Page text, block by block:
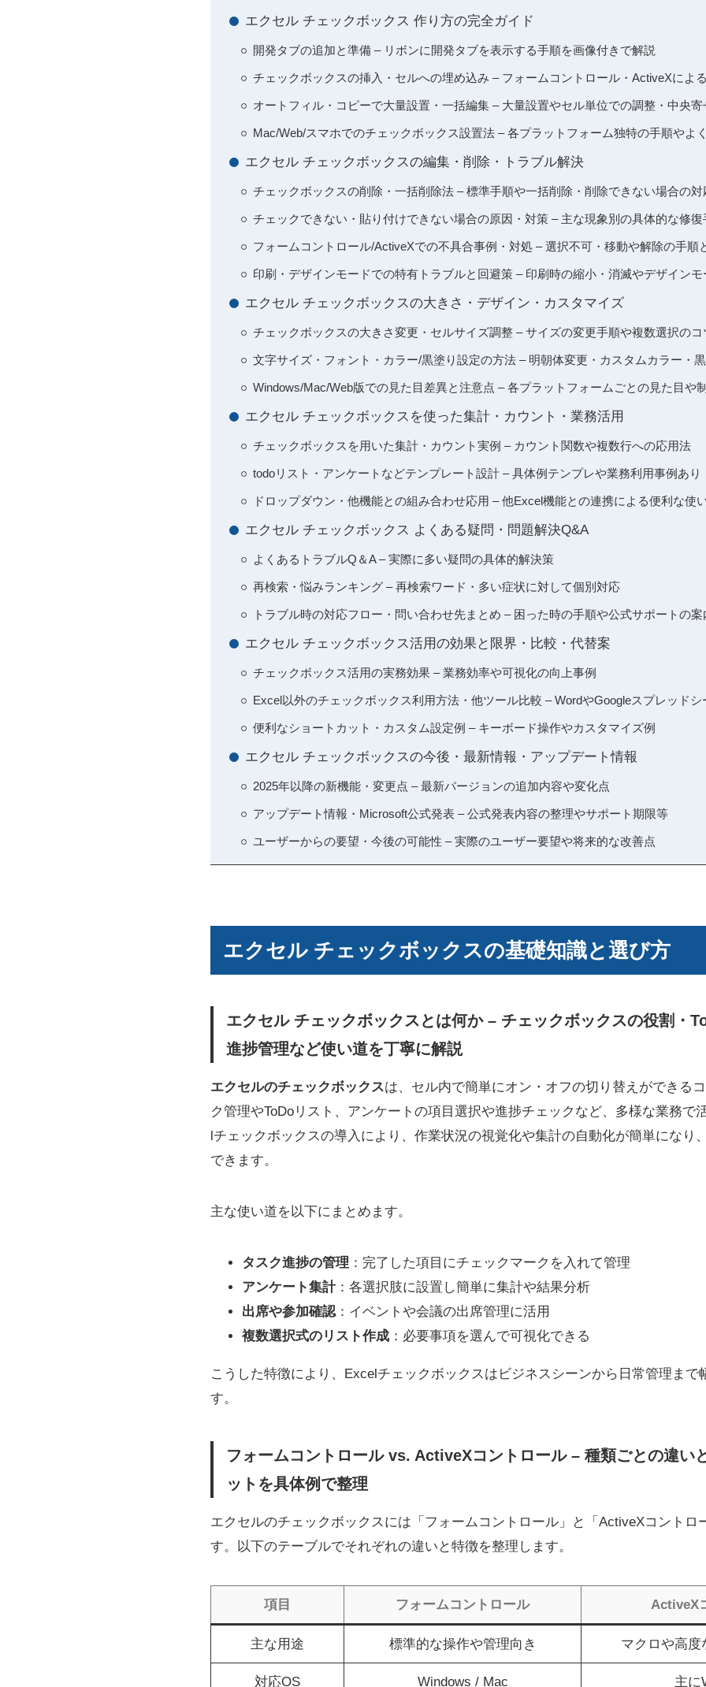
エクセル チェックボックス 作り方の完全ガイド
開発タブの追加と準備 – リボンに開発タブを表示する手順を画像付きで解説
チェックボックスの挿入・セルへの埋め込み – フォームコントロール・ActiveXによ
オートフィル・コピーで大量設置・一括編集 – 大量設置やセル単位での調整・中央寄
Mac/Web/スマホでのチェックボックス設置法 – 各プラットフォーム独特の手順やよ
エクセル チェックボックスの編集・削除・トラブル解決
チェックボックスの削除・一括削除法 – 標準手順や一括削除・削除できない場合の対
チェックできない・貼り付けできない場合の原因・対策 – 主な現象別の具体的な修復
フォームコントロール/ActiveXでの不具合事例・対処 – 選択不可・移動や解除の手順
印刷・デザインモードでの特有トラブルと回避策 – 印刷時の縮小・消滅やデザイン
エクセル チェックボックスの大きさ・デザイン・カスタマイズ
チェックボックスの大きさ変更・セルサイズ調整 – サイズの変更手順や複数選択のコ
文字サイズ・フォント・カラー/黒塗り設定の方法 – 明朝体変更・カスタムカラー・
Windows/Mac/Web版での見た目差異と注意点 – 各プラットフォームごとの見た目や
エクセル チェックボックスを使った集計・カウント・業務活用
チェックボックスを用いた集計・カウント実例 – カウント関数や複数行への応用法
todoリスト・アンケートなどテンプレート設計 – 具体例テンプレや業務利用事例あり
ドロップダウン・他機能との組み合わせ応用 – 他Excel機能との連携による便利な使
エクセル チェックボックス よくある疑問・問題解決Q&A
よくあるトラブルQ＆A – 実際に多い疑問の具体的解決策
再検索・悩みランキング – 再検索ワード・多い症状に対して個別対応
トラブル時の対応フロー・問い合わせ先まとめ – 困った時の手順や公式サポートの案
エクセル チェックボックス活用の効果と限界・比較・代替案
チェックボックス活用の実務効果 – 業務効率や可視化の向上事例
Excel以外のチェックボックス利用方法・他ツール比較 – WordやGoogleスプレッド
便利なショートカット・カスタム設定例 – キーボード操作やカスタマイズ例
エクセル チェックボックスの今後・最新情報・アップデート情報
2025年以降の新機能・変更点 – 最新バージョンの追加内容や変化点
アップデート情報・Microsoft公式発表 – 公式発表内容の整理やサポート期限等
ユーザーからの要望・今後の可能性 – 実際のユーザー要望や将来的な改善点
エクセル チェックボックスの基礎知識と選び方
エクセル チェックボックスとは何か – チェックボックスの役割・
進捗管理など使い道を丁寧に解説
エクセルのチェックボックスは、セル内で簡単にオン・オフの切り替えができる
ク管理やToDoリスト、アンケートの項目選択や進捗チェックなど、多様な業務で
lチェックボックスの導入により、作業状況の視覚化や集計の自動化が簡単になり
できます。
主な使い道を以下にまとめます。
タスク進捗の管理 ：完了した項目にチェックマークを入れて管理
アンケート集計：各選択肢に設置し簡単に集計や結果分析
出席や参加確認 ：イベントや会議の出席管理に活用
複数選択式のリスト作成 ：必要事項を選んで可視化できる
こうした特徴により、Excelチェックボックスはビジネスシーンから日常管理まで
す。
フォームコントロール vs. ActiveXコントロール – 種類ごとの違い
ットを具体例で整理
エクセルのチェックボックスには「フォームコントロール」と「ActiveXコントロ
す。以下のテーブルでそれぞれの違いと特徴を整理します。
項目 フォームコントロール ActiveX
主な用途 標準的な操作や管理向き マクロや高度
対応OS Windows / Mac 主に